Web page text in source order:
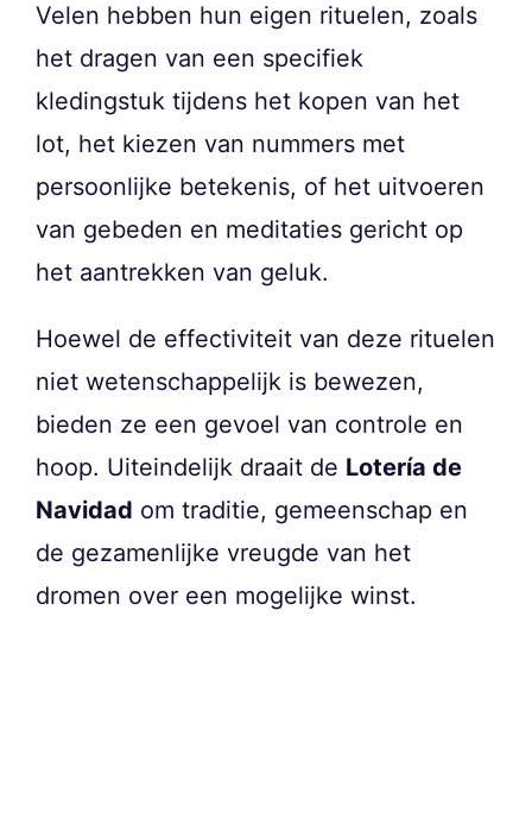
Velen hebben hun eigen rituelen, zoals
het dragen van een specifiek
kledingstuk tijdens het kopen van het
lot, het kiezen van nummers met
persoonlijke betekenis, of het uitvoeren
van gebeden en meditaties gericht op
het aantrekken van geluk.
Hoewel de effectiviteit van deze rituelen
niet wetenschappelijk is bewezen,
bieden ze een gevoel van controle en
hoop. Uiteindelijk draait de Lotería de
Navidad om traditie, gemeenschap en
de gezamenlijke vreugde van het
dromen over een mogelijke winst.